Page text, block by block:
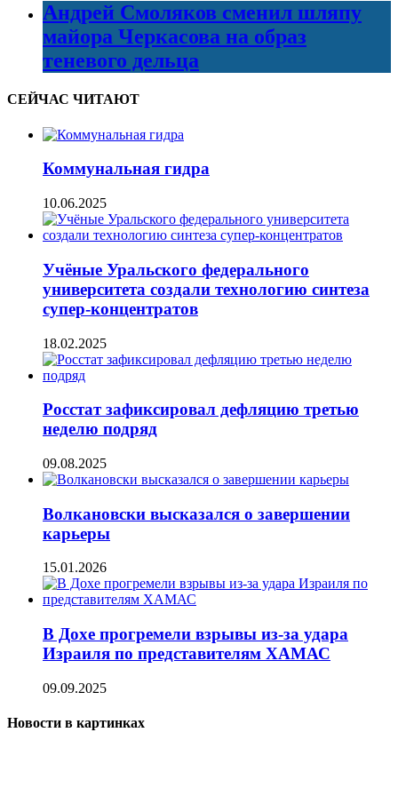
Андрей Смоляков сменил шляпу
майора Черкасова на образ
теневого дельца
СЕЙЧАС ЧИТАЮТ
Коммунальная гидра
10.06.2025
Учёные Уральского федерального
университета создали технологию синтеза
супер-концентратов
18.02.2025
Росстат зафиксировал дефляцию третью
неделю подряд
09.08.2025
Волкановски высказался о завершении
карьеры
15.01.2026
В Дохе прогремели взрывы из-за удара
Израиля по представителям ХАМАС
09.09.2025
Новости в картинках